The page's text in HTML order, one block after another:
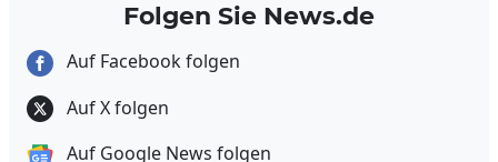
Folgen Sie News.de
Auf Facebook folgen
Auf X folgen
Auf Google News folgen